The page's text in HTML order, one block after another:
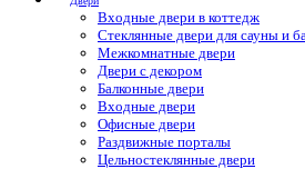
Входные двери в коттедж
Стеклянные двери для сауны и
Межкомнатные двери
Двери с декором
Балконные двери
Входные двери
Офисные двери
Раздвижные порталы
Цельностеклянные двери